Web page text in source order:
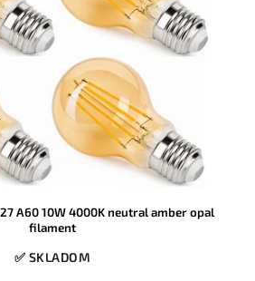
A60 10W 4000K neutral amber opal
filament
✅ SKLADOM